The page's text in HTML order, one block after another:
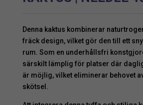
Denna kaktus kombinerar
fräck design, vilket gör den till ett
rum. Som en underhållsfri
särskilt lämplig för platser där
är möjlig, vilket eliminerar behovet
skötsel.